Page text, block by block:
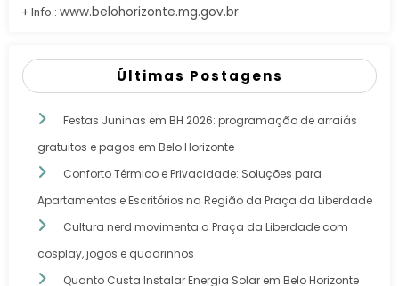
+ Info.: www.belohorizonte.mg.gov.br
Últimas Postagens
Festas Juninas em BH 2026: programação de arraiás
gratuitos e pagos em Belo Horizonte
Conforto Térmico e Privacidade: Soluções para
Apartamentos e Escritórios na Região da Praça da Liberdade
Cultura nerd movimenta a Praça da Liberdade com
cosplay, jogos e quadrinhos
Quanto Custa Instalar Energia Solar em Belo Horizonte